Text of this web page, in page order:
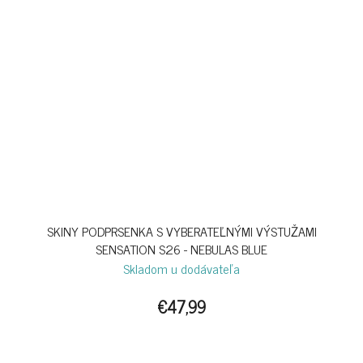
SKINY PODPRSENKA S VYBERATEĽNÝMI VÝSTUŽAMI
SENSATION S26 - NEBULAS BLUE
Skladom u dodávateľa
€47,99